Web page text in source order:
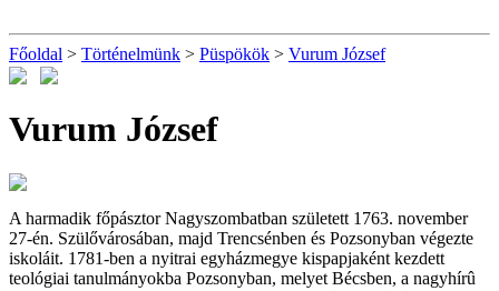
Főoldal > Történelmünk > Püspökök > Vurum József
Vurum József
A harmadik főpásztor Nagyszombatban született 1763. november
27-én. Szülővárosában, majd Trencsénben és Pozsonyban végezte
iskoláit. 1781-ben a nyitrai egyházmegye kispapjaként kezdett
teológiai tanulmányokba Pozsonyban, melyet Bécsben, a nagyhírû